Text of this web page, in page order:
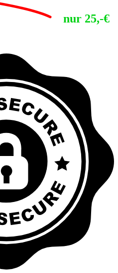
nur 25,-€